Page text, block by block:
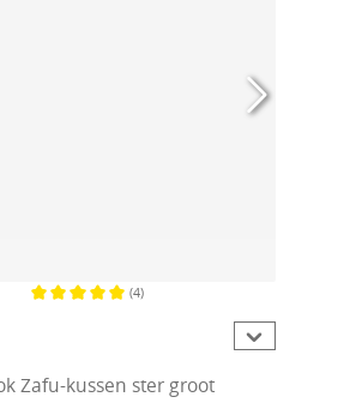
(4)
Zafu-kussen ster groot